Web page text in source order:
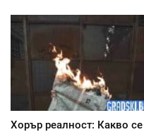
Хорър реалност: Какво се